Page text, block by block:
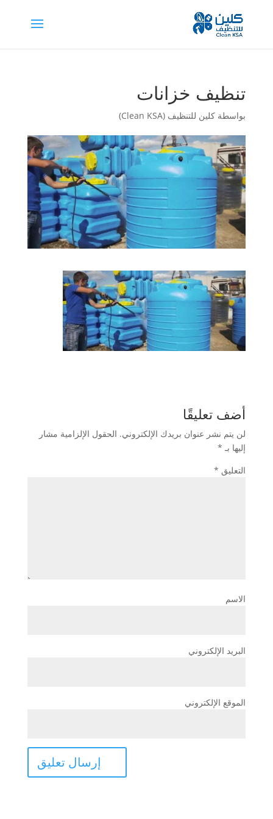
تنظيف خزانات
بواسطة كلين للتنظيف (Clean KSA)
أضف تعليقًا
لن يتم نشر عنوان بريدك الإلكتروني. الحقول الإلزامية مشار
إليها بـ *
التعليق *
الاسم
البريد الإلكتروني
الموقع الإلكتروني